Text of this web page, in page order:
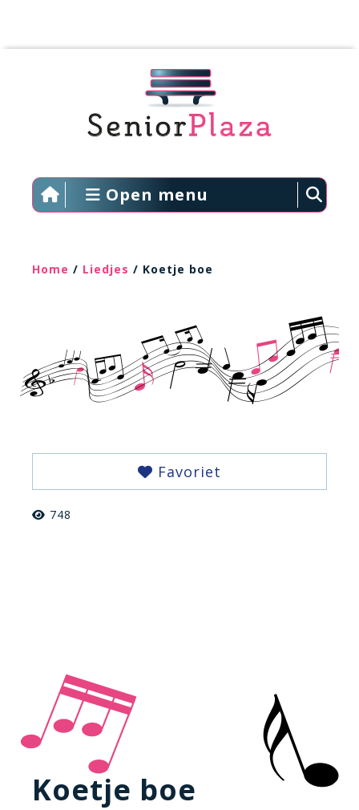
Open menu
Home / Liedjes / Koetje boe
Favoriet
748
Koetje boe